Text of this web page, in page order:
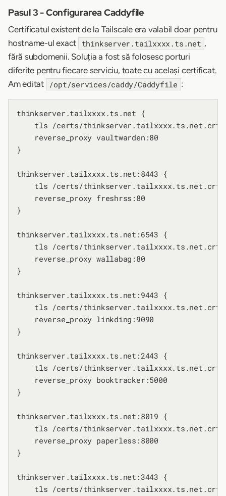
Pasul 3 - Configurarea Caddyfile
Certificatul existent de la Tailscale era valabil doar pentru
hostname-ul exact
thinkserver.tailxxxx.ts.net ,
fără subdomenii. Soluția a fost să folosesc porturi
diferite pentru fiecare serviciu, toate cu același certificat.
Am editat
/opt/services/caddy/Caddyfile :
thinkserver.tailxxxx.ts.net {
tls /certs/
    reverse_proxy vaultwarden:80
}
thinkserver.tailxxxx.ts.net:8443 {
tls /certs/
    reverse_proxy freshrss:80
}
thinkserver.tailxxxx.ts.net:6543 {
tls /certs/
    reverse_proxy wallabag:80
}
thinkserver.tailxxxx.ts.net:9443 {
tls /certs/
    reverse_proxy linkding:9090
}
thinkserver.tailxxxx.ts.net:2443 {
tls /certs/
    reverse_proxy booktracker:5000
}
thinkserver.tailxxxx.ts.net:8019 {
tls /certs/
    reverse_proxy paperless:8000
}
thinkserver.tailxxxx.ts.net:3443 {
tls /certs/